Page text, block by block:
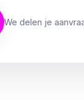
We delen je